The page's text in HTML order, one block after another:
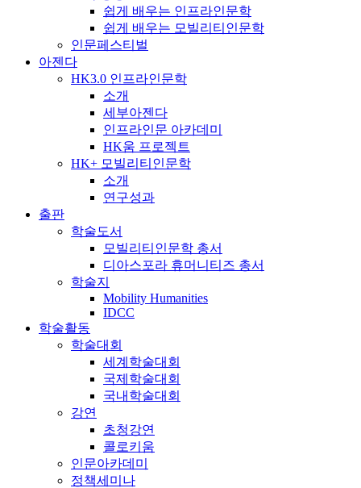
쉽게 배우는 인프라인문학
쉽게 배우는 모빌리티인문학
인문페스티벌
아젠다
HK3.0 인프라인문학
소개
세부아젠다
인프라인문 아카데미
HK움 프로젝트
HK+ 모빌리티인문학
소개
연구성과
출판
학술도서
모빌리티인문학 총서
디아스포라 휴머니티즈 총서
학술지
Mobility Humanities
IDCC
학술활동
학술대회
세계학술대회
국제학술대회
국내학술대회
강연
초청강연
콜로키움
인문아카데미
정책세미나